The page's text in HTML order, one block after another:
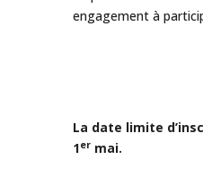
engagement à
La date limite
1ermai.